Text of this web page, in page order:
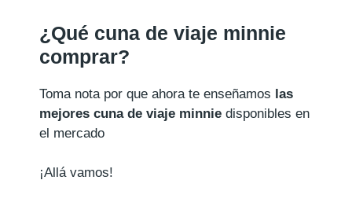
¿Qué cuna de viaje minnie
comprar?
Toma nota por que ahora te enseñamos las
mejores cuna de viaje minnie disponibles en
el mercado
¡Allá vamos!